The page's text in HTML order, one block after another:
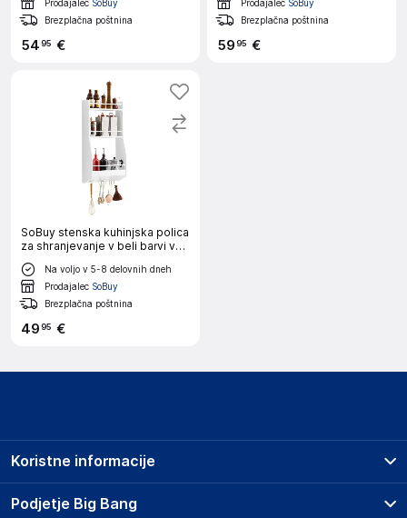
Prodajalec SoBuy
Brezplačna poštnina
5495 €
Prodajalec SoBuy
Brezplačna poštnina
5995 €
SoBuy stenska kuhinjska polica
za shranjevanje v beli barvi v
skandinavskem slogu
Na voljo v 5-8 delovnih dneh
Prodajalec SoBuy
Brezplačna poštnina
4995 €
Podjetje Big Bang
Koristne informacije
Prodajna mesta